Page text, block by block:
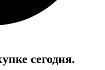
сегодня.